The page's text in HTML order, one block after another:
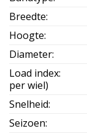
Breedte:
Hoogte:
Diameter:
Load index:
per wiel)
Snelheid:
Seizoen: